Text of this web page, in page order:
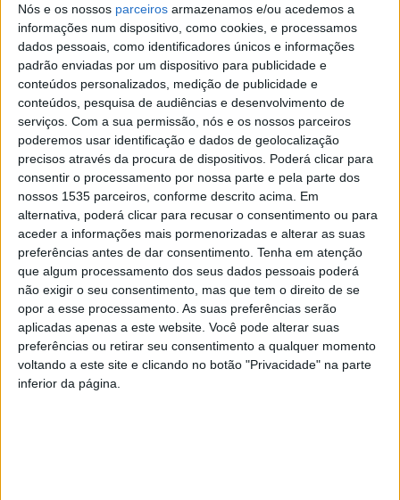
Nós e os nossos parceiros armazenamos e/ou acedemos a
informações num dispositivo, como cookies, e processamos
dados pessoais, como identificadores únicos e informações
padrão enviadas por um dispositivo para publicidade e
conteúdos personalizados, medição de publicidade e
conteúdos, pesquisa de audiências e desenvolvimento de
serviços. Com a sua permissão, nós e os nossos parceiros
poderemos usar identificação e dados de geolocalização
precisos através da procura de dispositivos. Poderá clicar para
consentir o processamento por nossa parte e pela parte dos
nossos 1535 parceiros, conforme descrito acima. Em
alternativa, poderá clicar para recusar o consentimento ou para
aceder a informações mais pormenorizadas e alterar as suas
preferências antes de dar consentimento. Tenha em atenção
que algum processamento dos seus dados pessoais poderá
não exigir o seu consentimento, mas que tem o direito de se
opor a esse processamento. As suas preferências serão
aplicadas apenas a este website. Você pode alterar suas
preferências ou retirar seu consentimento a qualquer momento
voltando a este site e clicando no botão "Privacidade" na parte
inferior da página.
O Comando Territorial de Castelo Branco da GNR, através
o Serviço de Proteção da Natureza e do Ambiente de
Castelo Branco, deteve um homem de 57 anos, por caça
em área de proteção, no concelho de Castelo Branco.
Esta força de segurança dá conta em nota que no âmbito
de uma ação de fiscalização ao exercício dos atos
venatórios, para prevenção, deteção e repressão de
situações que não se coadunem com as normas
legalmente definidas, os elementos do Serviço de
Proteção da Natureza e do Ambiente detetaram que o
suspeito exercia o ato venatório em área de proteção, ou
seja, em terreno onde não é permitida a caça,
nomeadamente a menos de 500m de um complexo
desportivo.
No seguimento da ação, foi apreendido uma arma de